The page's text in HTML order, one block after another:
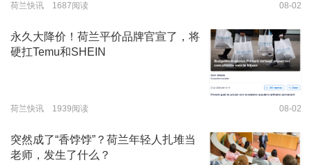
荷兰快讯 1687阅读 08-02
永久大降价！荷兰平价品牌官宣了，将
硬扛Temu和SHEIN
荷兰快讯 1939阅读 08-02
突然成了“香饽饽”？荷兰年轻人扎堆当
老师，发生了什么？